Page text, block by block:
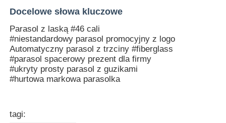
Docelowe słowa kluczowe
Parasol z laską #46 cali
#niestandardowy parasol promocyjny z logo
Automatyczny parasol z trzciny #fiberglass
#parasol spacerowy prezent dla firmy
#ukryty prosty parasol z guzikami
#hurtowa markowa parasolka
tagi: